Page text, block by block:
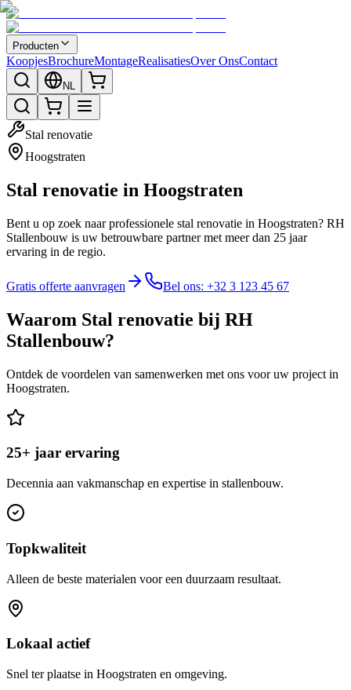
Producten
KoopjesBrochureMontageRealisatiesOver OnsContact
NL
Stal renovatie
Hoogstraten
Stal renovatie in Hoogstraten
Bent u op zoek naar professionele stal renovatie in Hoogstraten? RH
Stallenbouw is uw betrouwbare partner met meer dan 25 jaar
ervaring in de regio.
Gratis offerte aanvragen Bel ons: +32 3 123 45 67
Waarom Stal renovatie bij RH
Stallenbouw?
Ontdek de voordelen van samenwerken met ons voor uw project in
Hoogstraten.
25+ jaar ervaring
Decennia aan vakmanschap en expertise in stallenbouw.
Topkwaliteit
Alleen de beste materialen voor een duurzaam resultaat.
Lokaal actief
Snel ter plaatse in Hoogstraten en omgeving.